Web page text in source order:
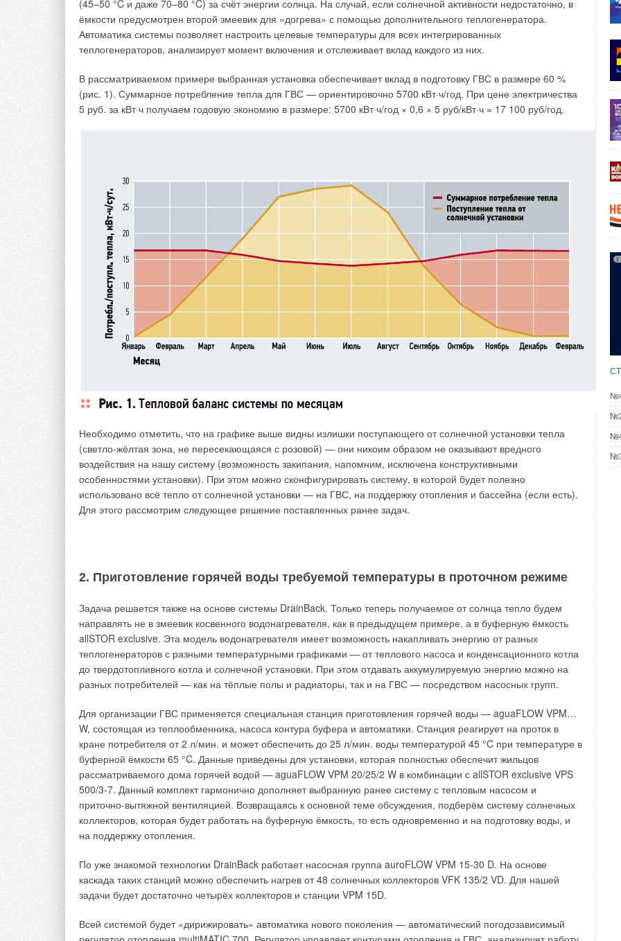
(45–50 °C и даже 70–80 °C) за счёт энергии солнца. На случай, если солнечной активности недостаточно, в
ёмкости предусмотрен второй змеевик для «догрева» с помощью дополнительного теплогенератора.
Автоматика системы позволяет настроить целевые температуры для всех интегрированных
теплогенераторов, анализирует момент включения и отслеживает вклад каждого из них.
В рассматриваемом примере выбранная установка обеспечивает вклад в подготовку ГВС в размере 60 %
(рис. 1). Суммарное потребление тепла для ГВС — ориентировочно 5700 кВт·ч/год. При цене электричества
5 руб. за кВт·ч получаем годовую экономию в размере: 5700 кВт·ч/год × 0,6 × 5 руб/кВт·ч = 17 100 руб/год.
Необходимо отметить, что на графике выше видны излишки поступающего от солнечной установки тепла
(светло-жёлтая зона, не пересекающаяся с розовой) — они никоим образом не оказывают вредного
воздействия на нашу систему (возможность закипания, напомним, исключена конструктивными
особенностями установки). При этом можно сконфигурировать систему, в которой будет полезно
использовано всё тепло от солнечной установки — на ГВС, на поддержку отопления и бассейна (если есть).
Для этого рассмотрим следующее решение поставленных ранее задач.
2. Приготовление горячей воды требуемой температуры в проточном режиме
Задача решается также на основе системы DrainBack. Только теперь получаемое от солнца тепло будем
направлять не в змеевик косвенного водонагревателя, как в предыдущем примере, а в буферную ёмкость
allSTOR exclusive. Эта модель водонагревателя имеет возможность накапливать энергию от разных
теплогенераторов с разными температурными графиками — от теплового насоса и конденсационного котла
до твердотопливного котла и солнечной установки. При этом отдавать аккумулируемую энергию можно на
разных потребителей — как на тёплые полы и радиаторы, так и на ГВС — посредством насосных групп.
Для организации ГВС применяется специальная станция приготовления горячей воды — aguaFLOW VPM…
W, состоящая из теплообменника, насоса контура буфера и автоматики. Станция реагирует на проток в
кране потребителя от 2 л/мин. и может обеспечить до 25 л/мин. воды температурой 45 °C при температуре в
буферной ёмкости 65 °C. Данные приведены для установки, которая полностью обеспечит жильцов
рассматриваемого дома горячей водой — aguaFLOW VPM 20/25/2 W в комбинации с allSTOR exclusive VPS
500/3-7. Данный комплект гармонично дополняет выбранную ранее систему с тепловым насосом и
приточно-вытяжной вентиляцией. Возвращаясь к основной теме обсуждения, подберём систему солнечных
коллекторов, которая будет работать на буферную ёмкость, то есть одновременно и на подготовку воды, и
на поддержку отопления.
По уже знакомой технологии DrainBack работает насосная группа auroFLOW VPM 15-30 D. На основе
каскада таких станций можно обеспечить нагрев от 48 солнечных коллекторов VFK 135/2 VD. Для нашей
задачи будет достаточно четырёх коллекторов и станции VPM 15D.
Всей системой будет «дирижировать» автоматика нового поколения — автоматический погодозависимый
А количество тепловой энергии, определённой с использованием среднемесячных температур по табл. 2 в
среднемесячных температур по Своду Правил 131.13330.2012, в 2014-м — 88 %, в 2015-м — 78 %.
В Екатеринбурге количество тепловой энергии, определённой с использованием среднемесячных
Представленная разница в количестве тепловой энергии на примере четырёх городов существенна и
совершенно не безразлична для большинства потребителей тепловой энергии.
Следует отметить, что во многих городах средняя за год температура наружного воздуха, представленная в
Своде Правил 133.13330.2012, меньше средней температуры воздуха за год после 2010 года.
отопление в каждом месяце отопительного периода после 2010 года предлагается использовать в расчётах
среднемесячную температуру наружного воздуха каждого месяца tсм не по табл. 5.1 Свода Правил
131.13330.2012, а по данным гидрометеорологической службы для конкретного населённого пункта после
2010 года.
Читайте по теме: → Об утилизации тепловых отходов
ЖУРНАЛ СОК ИЮНЬ 2026
→
Совершенствование отопительно-вентиляционных систем коррекцией
→
Теплотехнические характеристики лучисто-конвективной панели при
эксплуатации в действующей котельной
ЖУРНАЛ СОК ИЮНЬ 2026
→
Водонагреватель Royal Thermo Smalto Inverter: интеллект, стиль и
энергоэффективность
→
Изменение конструктивных слоёв ограждающих конструкций здания при смене
функционального назначения помещений
Комментарии
02-11-2017
Любовь
Общедомовой прибор учета - это мера для определения фактического потребления тепла.